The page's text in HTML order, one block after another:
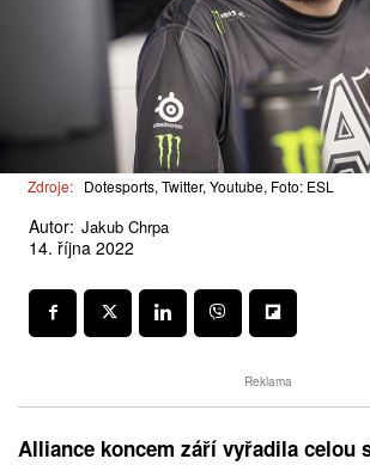
Zdroje: Dotesports, Twitter, Youtube, Foto: ESL
Autor: Jakub Chrpa
14. října 2022
Reklama
Alliance koncem září vyřadila celou